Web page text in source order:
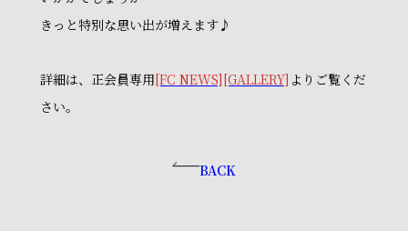
きっと特別な思い出が増えます♪
詳細は、正会員専用[FC NEWS][GALLERY] よりご覧くだ
さい。
BACK